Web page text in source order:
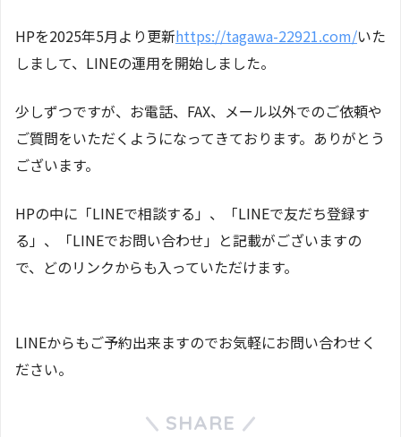
HPを2025年5月より更新https://tagawa-22921.com/いた
しまして、LINEの運用を開始しました。
少しずつですが、お電話、FAX、メール以外でのご依頼や
ご質問をいただくようになってきております。ありがとう
ございます。
HPの中に「LINEで相談する」、「LINEで友だち登録す
る」、「LINEでお問い合わせ」と記載がございますの
で、どのリンクからも入っていただけます。
LINEからもご予約出来ますのでお気軽にお問い合わせく
ださい。
SHARE